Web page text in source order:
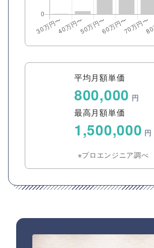
平均月額単価
800,000 円
最高月額単価
1,500,000 円
※プロエンジニア調べ